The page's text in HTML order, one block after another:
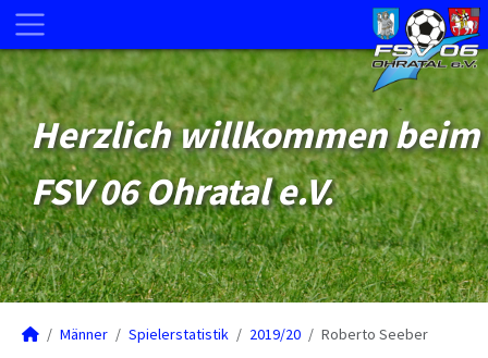
Herzlich willkommen beim
FSV 06 Ohratal e.V.
Männer Spielerstatistik 2019/20 Roberto Seeber